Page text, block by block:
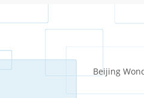
Beijing